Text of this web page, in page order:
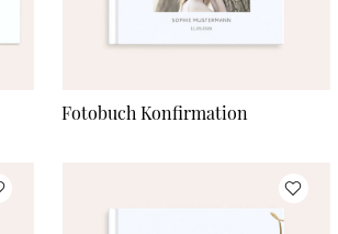
Fotobuch Konfirmation